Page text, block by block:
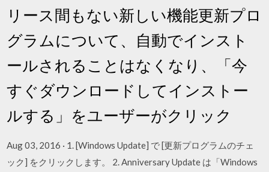
リース間もない新しい機能更新プロ
グラムについて、自動でインスト
ールされることはなくなり、「今
すぐダウンロードしてインストー
ルする」をユーザーがクリック
Aug 03, 2016 · 1. [Windows Update] で [更新プログラムのチェ
ック] をクリックします。 2. Anniversary Update は「Windows